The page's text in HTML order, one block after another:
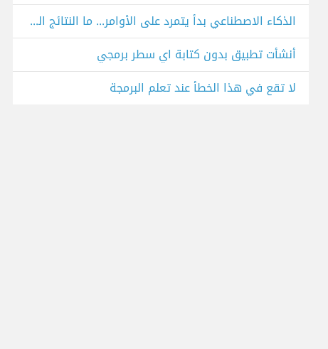
الذكاء الاصطناعي بدأ يتمرد على الأوامر... ما النتائج المترتبة على ذلك؟
أنشأت تطبيق بدون كتابة اي سطر برمجي
لا تقع في هذا الخطأ عند تعلم البرمجة